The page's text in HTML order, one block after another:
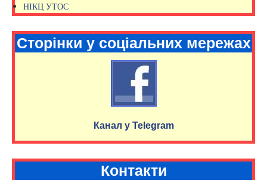
НІКЦ УТОС
Сторінки у соціальних мережах
Канал у Telegram
Контакти